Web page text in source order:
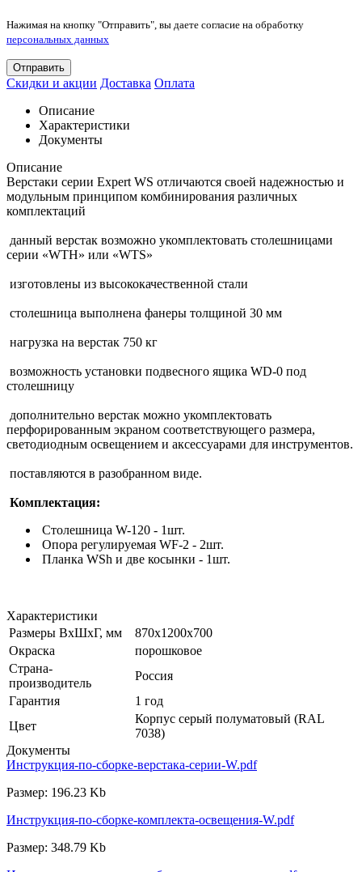
Нажимая на кнопку "Отправить", вы даете согласие на обработку
персональных данных
Отправить
Скидки и акции Доставка Оплата
Описание
Характеристики
Документы
Описание
Верстаки серии Expert WS отличаются своей надежностью и
модульным принципом комбинирования различных
комплектаций
данный верстак возможно укомплектовать столешницами
серии «WTH» или «WTS»
изготовлены из высококачественной стали
столешница выполнена фанеры толщиной 30 мм
нагрузка на верстак 750 кг
возможность установки подвесного ящика WD-0 под
столешницу
дополнительно верстак можно укомплектовать
перфорированным экраном соответствующего размера,
светодиодным освещением и аксессуарами для инструментов.
поставляются в разобранном виде.
Комплектация:
Столешница W-120 - 1шт.
Опора регулируемая WF-2 - 2шт.
Планка WSh и две косынки - 1шт.
Характеристики
Размеры ВхШхГ, мм
870x1200x700
Окраска
порошковое
Страна-
производитель
Россия
Гарантия
1 год
Цвет
Корпус серый полуматовый (RAL
7038)
Документы
Инструкция-по-сборке-верстака-серии-W.pdf
Размер: 196.23 Kb
Инструкция-по-сборке-комплекта-освещения-W.pdf
Размер: 348.79 Kb